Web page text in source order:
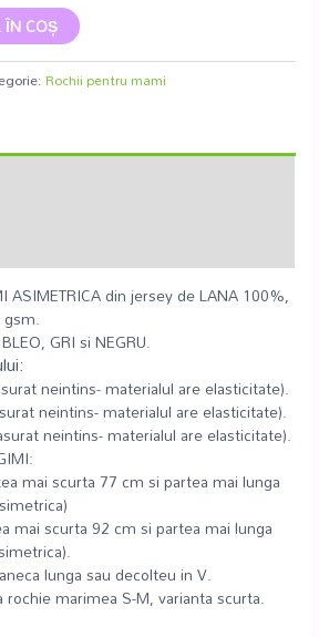
COȘ
Rochii pentru mami
ASIMETRICA din jersey de LANA 100%,
GRI si NEGRU.
neintins- materialul are elasticitate).
neintins- materialul are elasticitate).
neintins- materialul are elasticitate).
mai scurta 77 cm si partea mai lunga
mai scurta 92 cm si partea mai lunga
lunga sau decolteu in V.
marimea S-M, varianta scurta.